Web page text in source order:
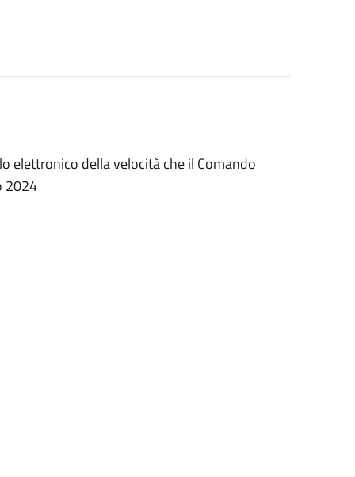
elettronico della velocità che il Comando
2024